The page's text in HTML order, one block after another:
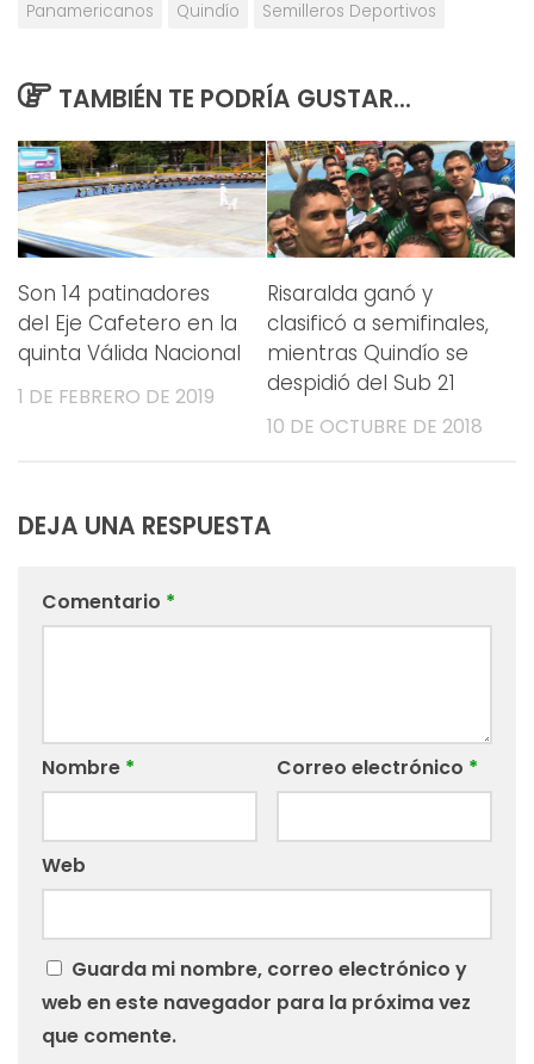
Panamericanos Quindío Semilleros Deportivos
TAMBIÉN TE PODRÍA GUSTAR...
Son 14 patinadores
del Eje Cafetero en la
quinta Válida Nacional
1 DE FEBRERO DE 2019
Risaralda ganó y
clasificó a semifinales,
mientras Quindío se
despidió del Sub 21
10 DE OCTUBRE DE 2018
DEJA UNA RESPUESTA
Comentario *
Nombre * Correo electrónico *
Web
Guarda mi nombre, correo electrónico y
web en este navegador para la próxima vez
que comente.